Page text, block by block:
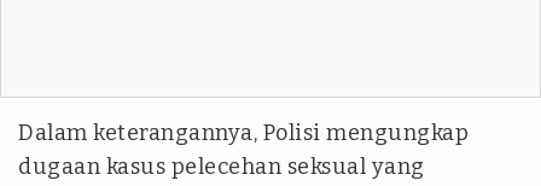
Dalam keterangannya, Polisi mengungkap
dugaan kasus pelecehan seksual yang